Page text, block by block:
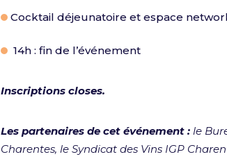
Cocktail déjeunatoire et espace
14h : fin de l’événement
Inscriptions closes.
Les partenaires de cet événement : le
Charentes, le Syndicat des Vins IGP